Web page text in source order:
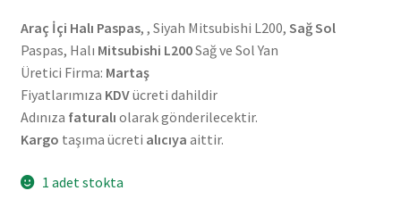
Araç İçi Halı Paspas, , Siyah Mitsubishi L200, Sağ Sol
Paspas, Halı Mitsubishi L200Sağ ve Sol Yan
Üretici Firma: Martaş
Fiyatlarımıza KDVücreti dahildir
Adınıza faturalı olarak gönderilecektir.
Kargo taşıma ücreti alıcıya aittir.
1 adet stokta